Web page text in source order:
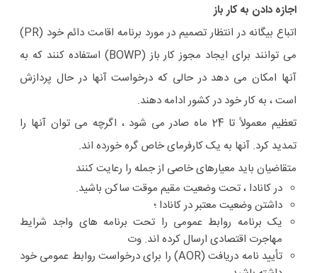
اجازه دادن به کار باز
اتباع بیگانه در انتظار تصمیم در مورد برنامه اقامت دائم خود (PR)
می توانند برای ایجاد مجوز کار باز (BOWP) استفاده کنند که به
آنها امکان می دهد در حالی که درخواست آنها در حال پردازش
است ، به کار خود در کشور ادامه دهند.
تعظیم معمولاً تا 24 ماه صادر می شود ، اگرچه می توان آنها را
تمدید کرد. آنها به یک کارفرمای خاص گره خورده اند.
متقاضیان باید معیارهای خاصی از جمله را رعایت کنند
در کانادا ، تحت وضعیت مقیم موقت ساکن باشید.
داشتن وضعیت معتبر در کانادا ؛
یک برنامه روابط عمومی را تحت برنامه های واجد شرایط
مهاجرت اقتصادی ارسال کرده اند. وت
تأیید نامه دریافت (AOR) را برای درخواست روابط عمومی خود